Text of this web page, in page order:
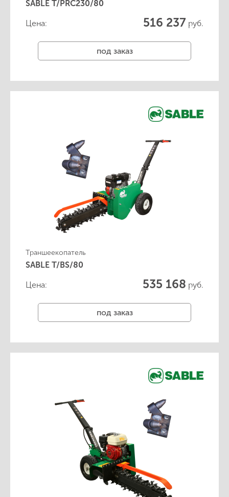
SABLE T/PRC230/80
Цена: 516 237 руб.
под заказ
Траншеекопатель
SABLE T/BS/80
Цена: 535 168 руб.
под заказ